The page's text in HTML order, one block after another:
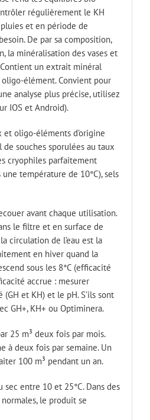
régulièrement le KH
et en période de
De par sa composition,
la minéralisation des vases et
un extrait minéral
élément. Convient pour
analyse plus précise, utilisez
IOS et Android).
et oligo-éléments d’origine
souches sporulées au taux
cryophiles parfaitement
température de 10°C), sels
avant chaque utilisation.
le filtre et en surface de
circulation de l’eau est la
en hiver quand la
sous les 8°C (efficacité
accrue : mesurer
et KH) et le pH. S’ils sont
GH+, KH+ ou Optiminera.
25 m³ deux fois par mois.
à deux fois par semaine. Un
100 m³ pendant un an.
sec entre 10 et 25°C. Dans des
le produit se